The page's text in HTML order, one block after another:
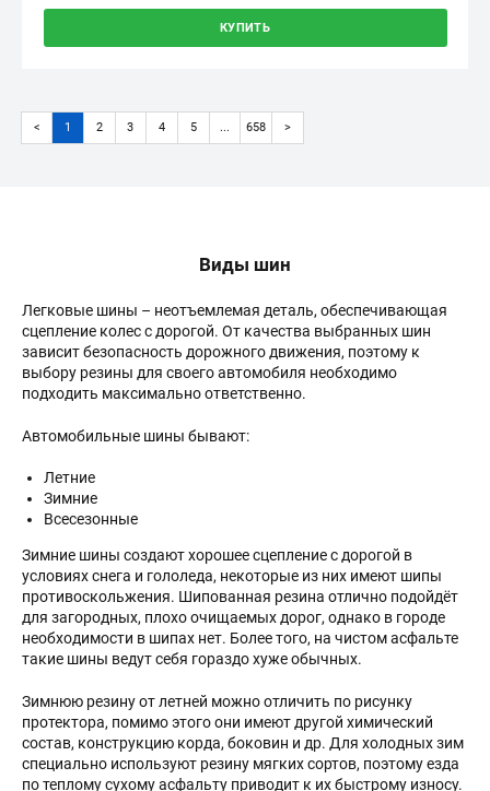
КУПИТЬ
< 1(current)
2 3 4 5 ... 658 >
Виды шин
Легковые шины – неотъемлемая деталь, обеспечивающая
сцепление колес с дорогой. От качества выбранных шин
зависит безопасность дорожного движения, поэтому к
выбору резины для своего автомобиля необходимо
подходить максимально ответственно.
Автомобильные шины бывают:
Летние
Зимние
Всесезонные
Зимние шины создают хорошее сцепление с дорогой в
условиях снега и гололеда, некоторые из них имеют шипы
противоскольжения. Шипованная резина отлично подойдёт
для загородных, плохо очищаемых дорог, однако в городе
необходимости в шипах нет. Более того, на чистом асфальте
такие шины ведут себя гораздо хуже обычных.
Зимнюю резину от летней можно отличить по рисунку
протектора, помимо этого они имеют другой химический
состав, конструкцию корда, боковин и др. Для холодных зим
специально используют резину мягких сортов, поэтому езда
по теплому сухому асфальту приводит к их быстрому износу.